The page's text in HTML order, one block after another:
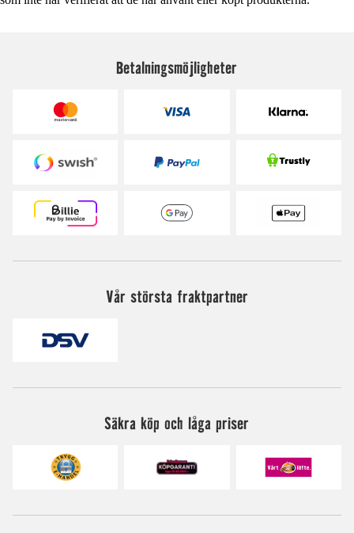
Betalningsmöjligheter
Vår största fraktpartner
Säkra köp och låga priser